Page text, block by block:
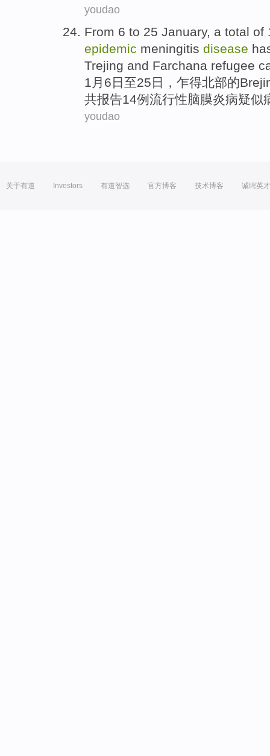
youdao
From 6 to 25 January, a total of
epidemic meningitis disease
Trejing and Farchana refugee
1 月 6 日 至25日，乍得北部的
共报告14例 流行性脑膜炎病疑似
youdao
关于有道 Investors 有道智选 官方博客 技术博客 诚聘英才